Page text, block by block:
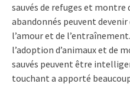
sauvés de refuges et montre
abandonnés peuvent
l’amour et de
l’adoption d’animaux et de
sauvés peuvent être
touchant a apporté